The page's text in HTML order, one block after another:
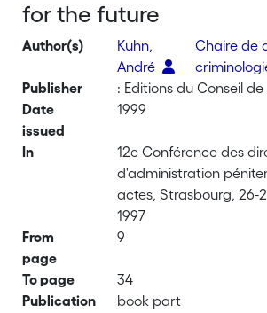
for the future
Author(s)
Kuhn,
André
Chaire de
Publisher
: Editions du Conseil de
Date
issued
1999
In
12e Conférence des
d'administration
actes, Strasbourg, 26-
1997
From
page
9
To page
34
Publication
book part